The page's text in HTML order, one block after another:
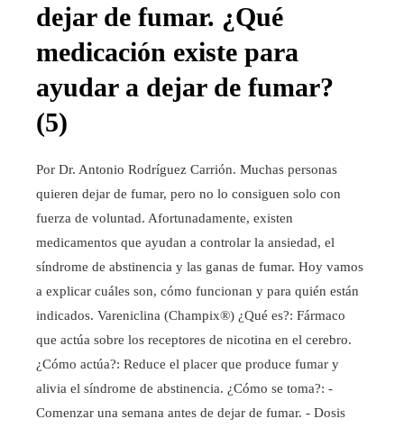
dejar de fumar. ¿Qué
medicación existe para
ayudar a dejar de fumar?
(5)
Por Dr. Antonio Rodríguez Carrión. Muchas personas
quieren dejar de fumar, pero no lo consiguen solo con
fuerza de voluntad. Afortunadamente, existen
medicamentos que ayudan a controlar la ansiedad, el
síndrome de abstinencia y las ganas de fumar. Hoy vamos
a explicar cuáles son, cómo funcionan y para quién están
indicados. Vareniclina (Champix®) ¿Qué es?: Fármaco
que actúa sobre los receptores de nicotina en el cerebro.
¿Cómo actúa?: Reduce el placer que produce fumar y
alivia el síndrome de abstinencia. ¿Cómo se toma?: -
Comenzar una semana antes de dejar de fumar. - Dosis